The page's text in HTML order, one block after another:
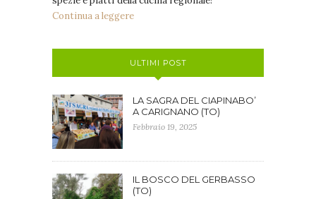
Continua a leggere
ULTIMI POST
LA SAGRA DEL CIAPINABO’
A CARIGNANO (TO)
Febbraio 19, 2025
IL BOSCO DEL GERBASSO
(TO)